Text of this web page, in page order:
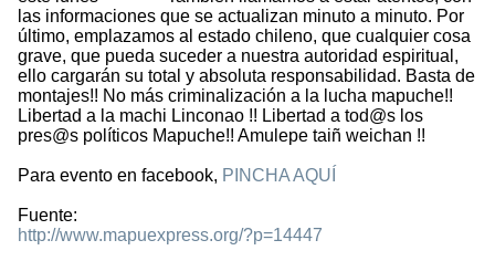
las informaciones que se actualizan minuto a minuto. Por
último, emplazamos al estado chileno, que cualquier cosa
grave, que pueda suceder a nuestra autoridad espiritual,
ello cargarán su total y absoluta responsabilidad. Basta de
montajes!! No más criminalización a la lucha mapuche!!
Libertad a la machi Linconao !! Libertad a tod@s los
pres@s políticos Mapuche!! Amulepe taiñ weichan !!
Para evento en facebook, PINCHA AQUÍ
Fuente:
http://www.mapuexpress.org/?p=14447